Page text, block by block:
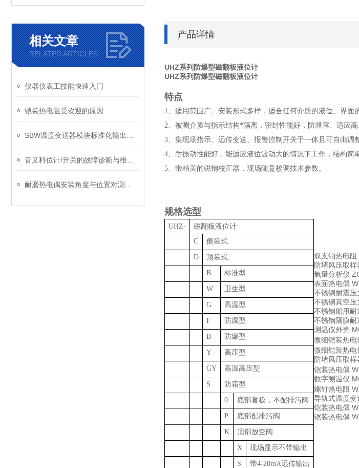
相关文章
RELATED ARTICLES
仪器仪表工技能快速入门
铠装热电阻受欢迎的原因
产品详情
UHZ系列防爆型磁翻板液位计
UHZ系列防爆型磁翻板液位计
特点
1、适用范围广、安装形式多样，适合任何介质的液位、界面
2、被测介质与指示结构*隔离，密封性能好，防泄露、适应
3、集现场指示、远传变送、报警控制开关于一体且可自由
4、耐振动性能好，能适应液位波动大的情况下工作，结构简
5、带精美的磁钢校正器，现场随意校调技术参数。
规格选型
UHZ-
磁翻板液位计
C
侧装式
D 顶装式
B 标准型
W 卫生型
G 高温型
F 防腐型
B 防爆型
Y 高压型
GY 高温高压型
S 防霜型
0 底部盲板，不配排污阀
P 底部配排污阀
K 顶部放空阀
X 现场显示不带输出
S 带4-20mA远传输出
双支铂热电阻
防堵风压取样
氧量分析仪
表面热电偶
不锈钢耐震压
不锈钢真空压
不锈钢船用耐
不锈钢隔膜耐
测温仪外壳
微细铠装热电
微细铠装热电
防堵风压取样
铠装热电偶
数字测温仪
螺钉热电阻
导轨式温度变
铠装热电偶
铠装热电偶